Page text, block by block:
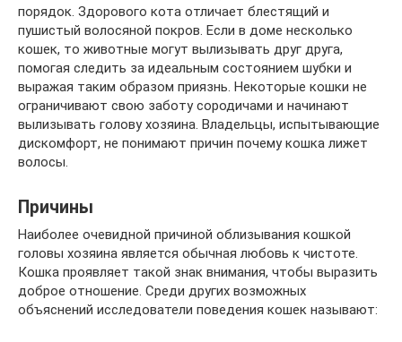
порядок. Здорового кота отличает блестящий и
пушистый волосяной покров. Если в доме несколько
кошек, то животные могут вылизывать друг друга,
помогая следить за идеальным состоянием шубки и
выражая таким образом приязнь. Некоторые кошки не
ограничивают свою заботу сородичами и начинают
вылизывать голову хозяина. Владельцы, испытывающие
дискомфорт, не понимают причин почему кошка лижет
волосы.
Причины
Наиболее очевидной причиной облизывания кошкой
головы хозяина является обычная любовь к чистоте.
Кошка проявляет такой знак внимания, чтобы выразить
доброе отношение. Среди других возможных
объяснений исследователи поведения кошек называют: